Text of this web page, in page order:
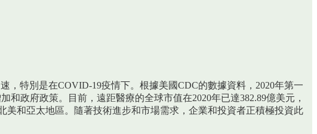
，特別是在COVID-19疫情下。根據美國CDC的數據資料，2020年第一
政府政策。目前，遠距醫療的全球市值在2020年已達382.89億美元，
美和亞太地區。隨著技術進步和市場需求，企業和投資者正積極投資此